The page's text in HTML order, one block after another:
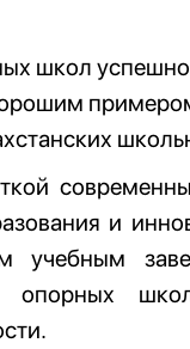
школ
и
учебным
опорных